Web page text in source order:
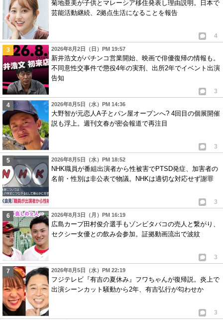
菊地亜美が子供とマレーシア移住発表し理由説明。日本で
芸能活動継続、2拠点生活になることを報告
4
2026年8月2日（日）PM 19:57
新井浩文がパチンコ営業開始、映画で俳優復帰の情報も。
不同意性交事件で懲役4年の実刑、出所2年でイベント出演
告知
3
2026年8月5日（水）PM 14:36
大野智が元恋人A子とパン屋オープンへ? 4回目の個展開催
説も浮上。週刊文春が密会報道で再注目
3
2026年8月5日（水）PM 18:52
NHK職員が番組出演者から性被害でPTSD発症、加害者の
名前・性別は非公表で物議。NHKは適切な対応せず謝罪
3
2026年8月3日（月）PM 16:19
広島カープ田村俊介選手もゾンビタバコの売人と繋がり、
セクシー女優との飲み会参加。証拠動画流出で波紋
3
2026年8月5日（水）PM 22:19
フジテレビ『有吉の夏休み』フワちゃんが復帰説。炎上で
出演シーンカット騒動から2年、有吉弘行が匂わせか
3